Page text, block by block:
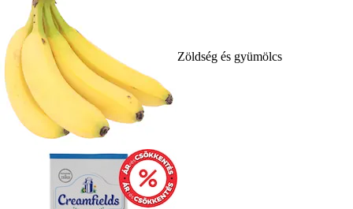
Zöldség és gyümölcs